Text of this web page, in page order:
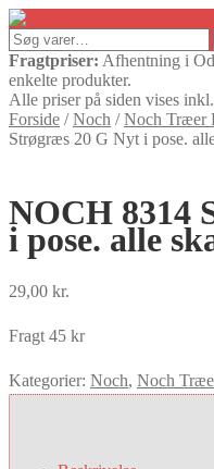
Søg
efter:
Fragtpriser: Afhentning i
enkelte produkter.
Alle priser på siden vises
Forside /Noch /Noch Træer
Strøgræs 20 G Nyt i pose.
NOCH 8314
i pose. alle
29,00 kr.
Fragt 45 kr
Kategorier: Noch, Noch